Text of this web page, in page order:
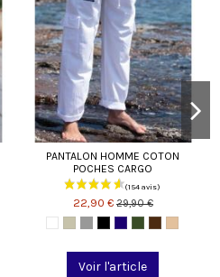
PANTALON HOMME COTON
POCHES CARGO
22,90 € 29,90 €
Voir l'article